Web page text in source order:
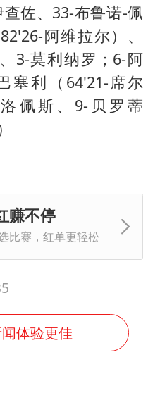
佐、33-布鲁诺-佩
阿维拉尔）、
3-莫利纳罗；6-阿
塞利（64'21-席尔
佩斯、9-贝罗蒂
赚不停
比赛，红单更轻松
体验更佳